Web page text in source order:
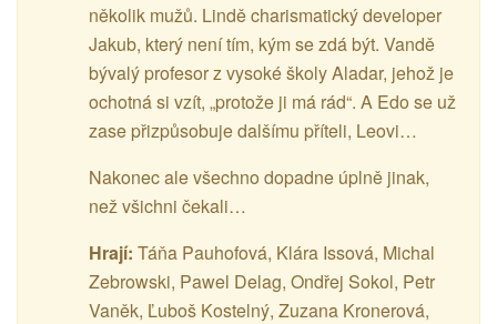
několik mužů. Lindě charismatický developer
Jakub, který není tím, kým se zdá být. Vandě
bývalý profesor z vysoké školy Aladar, jehož je
ochotná si vzít, „protože ji má rád“. A Edo se už
zase přizpůsobuje dalšímu příteli, Leovi…
Nakonec ale všechno dopadne úplně jinak,
než všichni čekali…
Hrají: Táňa Pauhofová, Klára Issová, Michal
Zebrowski, Pawel Delag, Ondřej Sokol, Petr
Vaněk, Ľuboš Kostelný, Zuzana Kronerová,